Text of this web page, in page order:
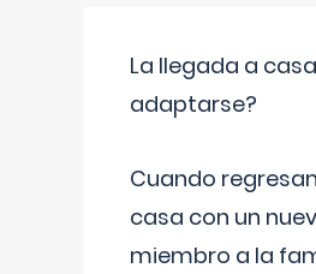
La llegada a
adaptarse?
Cuando
casa con un
miembro a la